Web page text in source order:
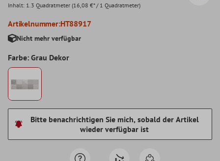
Inhalt: 1.3 Quadratmeter (16,08 €* / 1 Quadratmeter)
Artikelnummer:HT88917
Nicht mehr verfügbar
Farbe: Grau Dekor
Bitte benachrichtigen Sie mich, sobald der Artikel
wieder verfügbar ist